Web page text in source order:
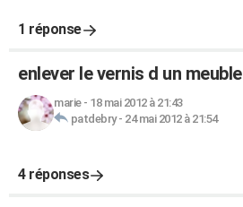
1 réponse
enlever le vernis d un meuble
marie- 18 mai 2012 à 21:43
patdebry- 24 mai 2012 à 21:54
4 réponses